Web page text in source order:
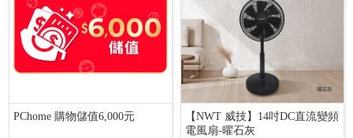
PChome 購物儲值6,000元
【NWT 威技】14吋DC直流變頻
電風扇-曜石灰